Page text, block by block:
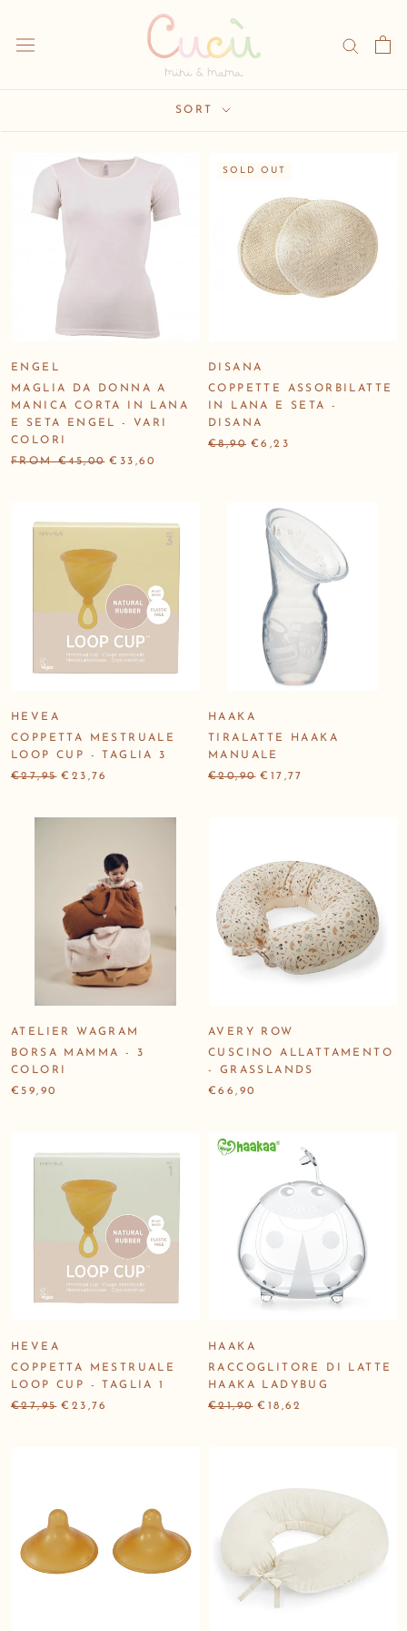
content
SORT
ENGEL
MAGLIA DA DONNA A
MANICA CORTA IN LANA
E SETA ENGEL - VARI
COLORI
FROM €45,00 €33,60
SOLD OUT
DISANA
COPPETTE ASSORBILATTE
IN LANA E SETA -
DISANA
€8,90 €6,23
HEVEA
COPPETTA MESTRUALE
LOOP CUP - TAGLIA 3
€27,95 €23,76
HAAKA
TIRALATTE HAAKA
MANUALE
€20,90 €17,77
ATELIER WAGRAM
BORSA MAMMA - 3
COLORI
€59,90
AVERY ROW
CUSCINO ALLATTAMENTO
- GRASSLANDS
€66,90
HEVEA
COPPETTA MESTRUALE
LOOP CUP - TAGLIA 1
€27,95 €23,76
HAAKA
RACCOGLITORE DI LATTE
HAAKA LADYBUG
€21,90 €18,62